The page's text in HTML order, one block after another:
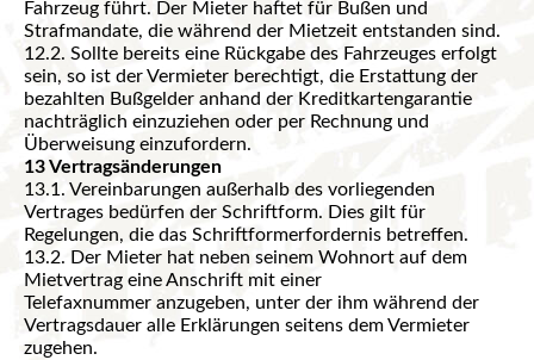
Fahrzeug führt. Der Mieter haftet für Bußen und
Strafmandate, die während der Mietzeit entstanden sind.
12.2. Sollte bereits eine Rückgabe des Fahrzeuges erfolgt
sein, so ist der Vermieter berechtigt, die Erstattung der
bezahlten Bußgelder anhand der Kreditkartengarantie
nachträglich einzuziehen oder per Rechnung und
Überweisung einzufordern.
13 Vertragsänderungen
13.1. Vereinbarungen außerhalb des vorliegenden
Vertrages bedürfen der Schriftform. Dies gilt für
Regelungen, die das Schriftformerfordernis betreffen.
13.2. Der Mieter hat neben seinem Wohnort auf dem
Mietvertrag eine Anschrift mit einer
Telefaxnummer anzugeben, unter der ihm während der
Vertragsdauer alle Erklärungen seitens dem Vermieter
zugehen.